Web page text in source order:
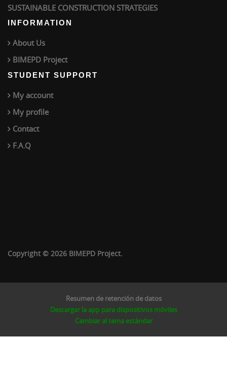
SUSTAINABLE CONSTRUCTION STRATEGIES
INFORMATION
About Us
BIMEPD Project
STUDENT SUPPORT
My account
My profile
Contact
F.A.Q
Copyright © 2026 BIMEPD Project.
Resumen de retención de datos
Descargar la app para dispositivos móviles
Cambiar al tema estándar